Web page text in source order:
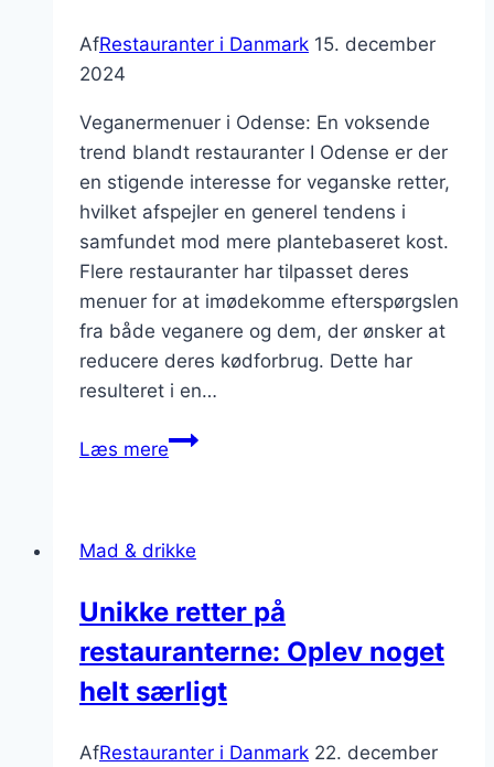
AfRestauranter i Danmark 15. december
2024
Veganermenuer i Odense: En voksende
trend blandt restauranter I Odense er der
en stigende interesse for veganske retter,
hvilket afspejler en generel tendens i
samfundet mod mere plantebaseret kost.
Flere restauranter har tilpasset deres
menuer for at imødekomme efterspørgslen
fra både veganere og dem, der ønsker at
reducere deres kødforbrug. Dette har
resulteret i en…
Læs mereVeganermenuer
Odense
Mad & drikke
Unikke retter på
restauranterne: Oplev noget
helt særligt
AfRestauranter i Danmark 22. december